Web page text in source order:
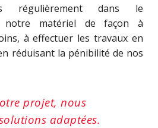
régulièrement dans le
notre matériel de façon à
à effectuer les travaux en
réduisant la pénibilité de nos
projet, nous
adaptées.